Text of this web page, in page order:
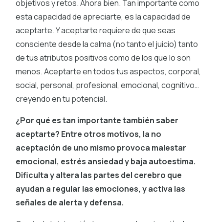
objetivos y retos. Ahora bien. Tan importante como
esta capacidad de apreciarte, es la capacidad de
aceptarte. Y aceptarte requiere de que seas
consciente desde la calma (no tanto el juicio) tanto
de tus atributos positivos como de los que lo son
menos. Aceptarte en todos tus aspectos, corporal,
social, personal, profesional, emocional, cognitivo…
creyendo en tu potencial.
¿Por qué es tan importante también saber
aceptarte? Entre otros motivos, la no
aceptación de uno mismo provoca malestar
emocional, estrés ansiedad y baja autoestima.
Dificulta y altera las partes del cerebro que
ayudan a regular las emociones, y activa las
señales de alerta y defensa.